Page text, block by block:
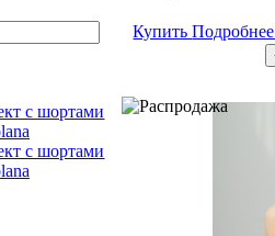
КупитьПодробнее